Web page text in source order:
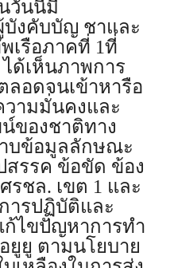
วันนี้มี
บังคับบัญ ชาและ
เรือภาคที่ 1ที่
ด้เห็นภาพการ
ลอดจนเข้าหารือ
วามมั่นคงและ
ของชาติทาง
บข้อมูลลักษณะ
สรรค ข้อขัด ข้อง
รชล. เขต 1 และ
ารปฏิบัติและ
ไขปัญหาการทำ
ยูยู ตามนโยบาย